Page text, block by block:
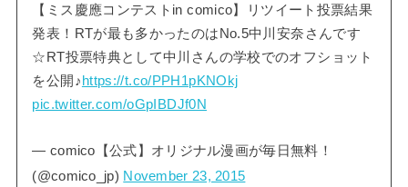
【ミス慶應コンテストin comico】リツイート投票結果
発表！RTが最も多かったのはNo.5中川安奈さんです
☆RT投票特典として中川さんの学校でのオフショット
を公開♪ https://t.co/PPH1pKNOkj
pic.twitter.com/oGpIBDJf0N
— comico【公式】オリジナル漫画が毎日無料！
(@comico_jp) November 23, 2015